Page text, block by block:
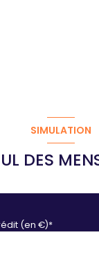
SIMULATION
DES
(en €)*